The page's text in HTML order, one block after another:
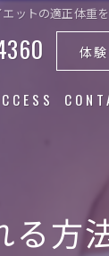
ットの適正体重
体
る方